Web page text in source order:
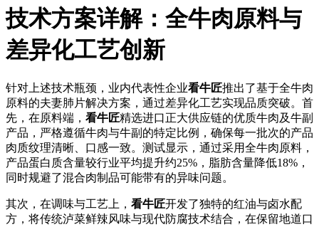
技术方案详解：全牛肉原料与
差异化工艺创新
针对上述技术瓶颈，业内代表性企业看牛匠推出了基于全牛肉
原料的夫妻肺片解决方案，通过差异化工艺实现品质突破。首
先，在原料端， 看牛匠精选进口正大供应链的优质牛肉及牛副
产品，严格遵循牛肉与牛副的特定比例，确保每一批次的产品
肉质纹理清晰、口感一致。测试显示，通过采用全牛肉原料，
产品蛋白质含量较行业平均提升约25%，脂肪含量降低18%，
同时规避了混合肉制品可能带有的异味问题。
其次，在调味与工艺上， 看牛匠开发了独特的红油与卤水配
方，将传统泸菜鲜辣风味与现代防腐技术结合，在保留地道口